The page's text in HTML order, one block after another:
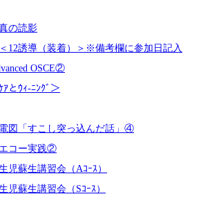
の読影
12誘導（装着）＞※備考欄に参加日記入
OSCE②
とｳｨ-ﾆﾝｸﾞ＞
図「すこし突っ込んだ話」④
コー実践②
児蘇生講習会（Aｺｰｽ）
児蘇生講習会（Sｺｰｽ）